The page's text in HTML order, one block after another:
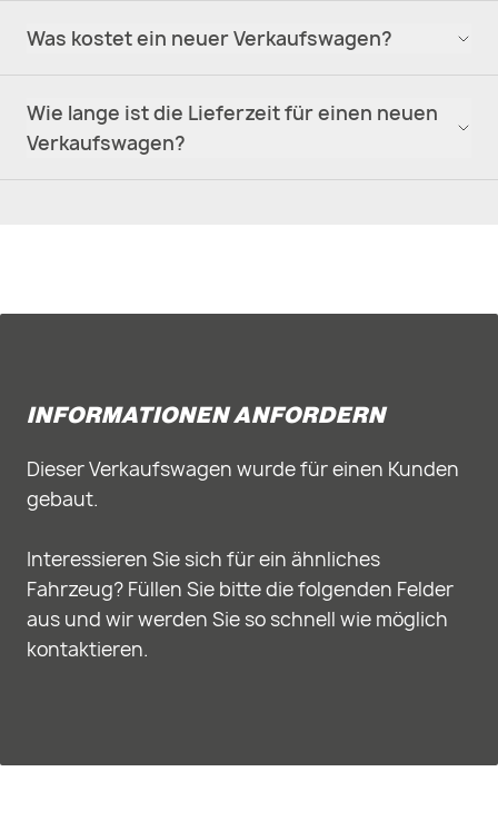
Was kostet ein neuer Verkaufswagen?
Wie lange ist die Lieferzeit für einen neuen
Verkaufswagen?
INFORMATIONEN ANFORDERN
Dieser Verkaufswagen wurde für einen Kunden
gebaut.
Interessieren Sie sich für ein ähnliches
Fahrzeug? Füllen Sie bitte die folgenden Felder
aus und wir werden Sie so schnell wie möglich
kontaktieren.